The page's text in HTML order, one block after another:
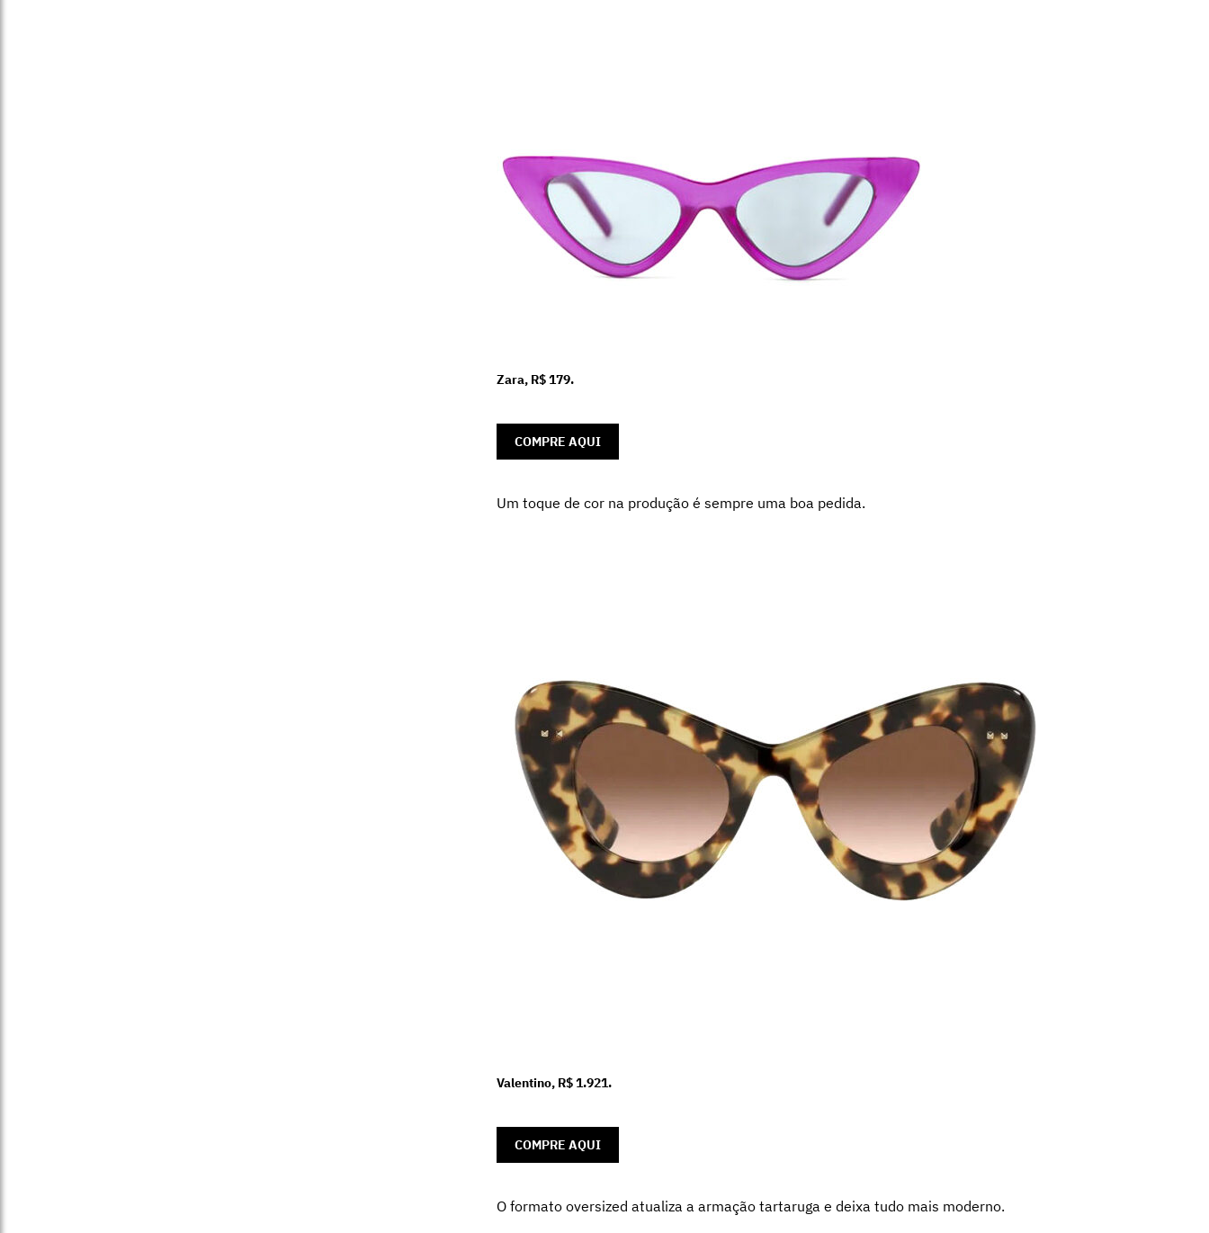
Zara, R$ 179.
COMPRE AQUI
Um toque de cor na produção é sempre uma boa pedida.
Valentino, R$ 1.921.
COMPRE AQUI
O formato oversized atualiza a armação tartaruga e deixa tudo mais moderno.